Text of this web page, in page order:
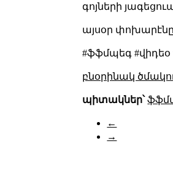
գոյների
այսօր փոխարէնը
#ֆֆմպեգ
բնօրինակ
պիտակներ՝
←
→